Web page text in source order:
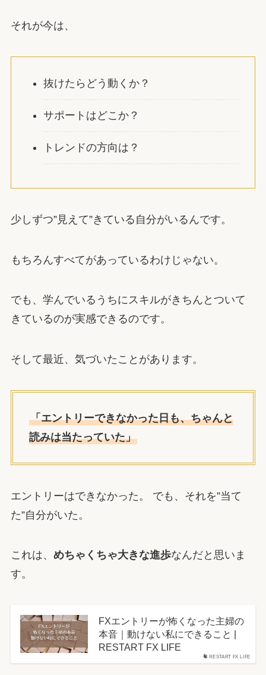
それが今は、
抜けたらどう動くか？
サポートはどこか？
トレンドの方向は？
少しずつ”見えて”きている自分がいるんです。
もちろんすべてがあっているわけじゃない。
でも、学んでいるうちにスキルがきちんとついて
きているのが実感できるのです。
そして最近、気づいたことがあります。
「エントリーできなかった日も、ちゃんと
読みは当たっていた」
エントリーはできなかった。 でも、それを”当て
た”自分がいた。
これは、 めちゃくちゃ大きな進歩なんだと思いま
す。
RESTART FX LIFE
FXエントリーが怖くなった主婦の
本音｜動けない私にできること |
RESTART FX LIFE